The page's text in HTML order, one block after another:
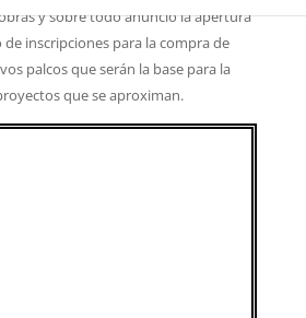
y sobre todo anunció la apertura
inscripciones para la compra de
palcos que serán la base para la
que se aproximan.